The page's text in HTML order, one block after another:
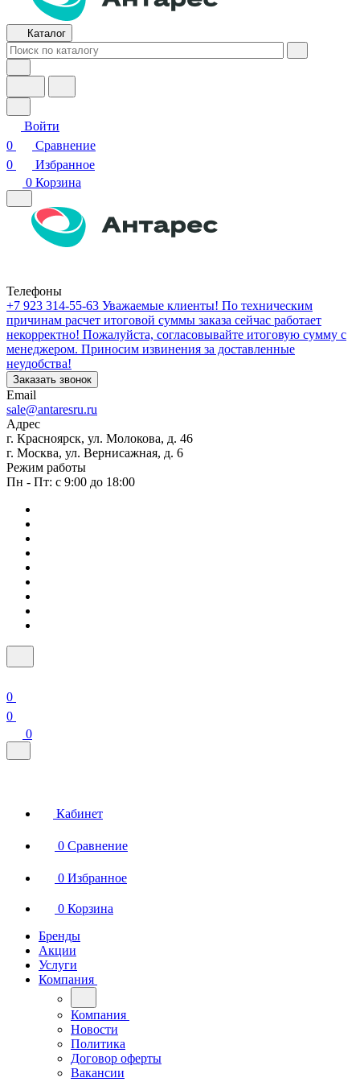
Каталог
Войти
0
Сравнение
0
Избранное
0 Корзина
Телефоны
+7 923 314-55-63 Уважаемые клиенты! По техническим
причинам расчет итоговой суммы заказа сейчас работает
некорректно! Пожалуйста, согласовывайте итоговую сумму с
менеджером. Приносим извинения за доставленные
неудобства!
Заказать звонок
Email
sale@antaresru.ru
Адрес
г. Красноярск, ул. Молокова, д. 46
г. Москва, ул. Вернисажная, д. 6
Режим работы
Пн - Пт: с 9:00 до 18:00
0
0
0
Кабинет
0 Сравнение
0 Избранное
0 Корзина
Бренды
Акции
Услуги
Компания
Компания
Новости
Политика
Договор оферты
Вакансии